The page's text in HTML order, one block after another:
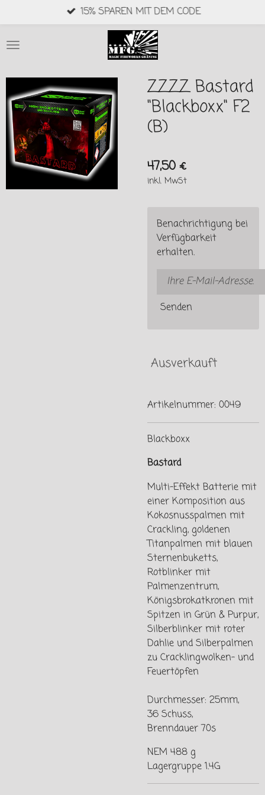
springen
15% SPAREN MIT DEM CODE
ZZZZ Bastard
"Blackboxx" F2
(B)
47,50 €
inkl. MwSt
Benachrichtigung bei
Verfügbarkeit
erhalten.
Senden
Ausverkauft
Artikelnummer: 0049
Blackboxx
Bastard
Multi-Effekt Batterie mit
einer Komposition aus
Kokosnusspalmen mit
Crackling, goldenen
Titanpalmen mit blauen
Sternenbuketts,
Rotblinker mit
Palmenzentrum,
Königsbrokatkronen mit
Spitzen in Grün & Purpur,
Silberblinker mit roter
Dahlie und Silberpalmen
zu Cracklingwolken- und
Feuertöpfen
Durchmesser: 25mm,
36 Schuss,
Brenndauer 70s
NEM 488 g
Lagergruppe 1.4G